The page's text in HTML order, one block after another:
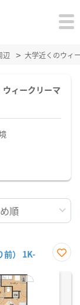
辺 大学近くのウィ
ィークリーマ
前） 1K-
に入